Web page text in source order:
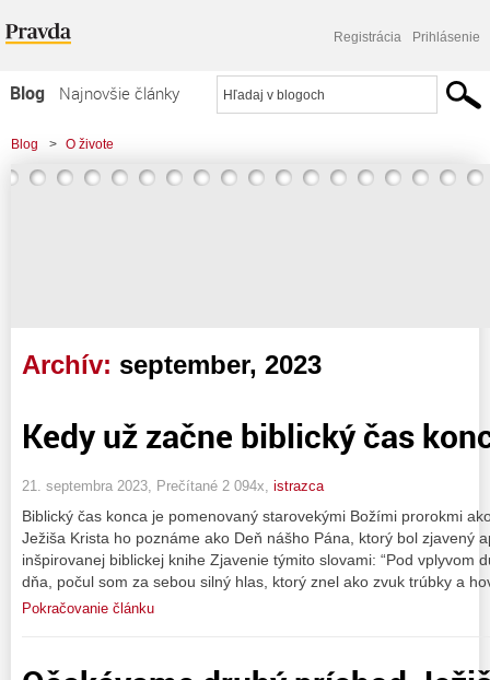
Registrácia Prihlásenie
Blog
Najnovšie články
Najčítanejšie články
Najkomentovanejšie články
Blog > O živote
Archív: september, 2023
Kedy už začne biblický čas
21. septembra 2023, Prečítané 2 094x, istrazca
Biblický čas konca je pomenovaný starovekými Božími prorokmi
Ježiša Krista ho poznáme ako Deň nášho Pána, ktorý bol zjavený
inšpirovanej biblickej knihe Zjavenie týmito slovami: “Pod vplyvom
dňa, počul som za sebou silný hlas, ktorý znel ako zvuk trúbky a
Pokračovanie článku